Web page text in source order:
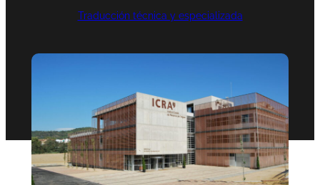
Traducción técnica y especializada